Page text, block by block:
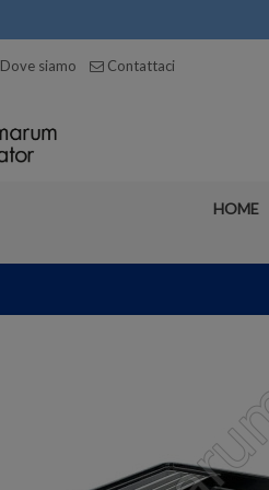
Dove siamo Contattaci
HOME